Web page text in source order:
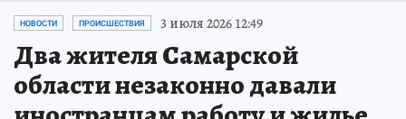
НОВОСТИ ПРОИСШЕСТВИЯ 3 июля 2026 12:49
Два жителя Самарской
области незаконно давали